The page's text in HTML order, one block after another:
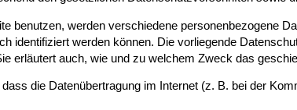
benutzen, werden verschiedene personenbezogene
identifiziert werden können. Die vorliegende
erläutert auch, wie und zu welchem Zweck das
die Datenübertragung im Internet (z. B. bei der